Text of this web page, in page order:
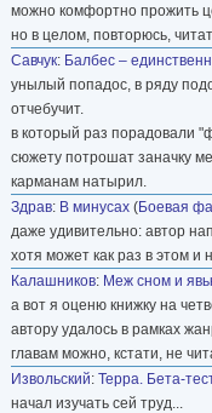
можно комфортно прожить
но в целом, повторюсь,
Савчук: Балбес –
унылый попадос, в ряду
отчебучит.
в который раз порадовали
сюжету потрошат заначку
карманам натырил.
Здрав: В минусах (Боевая
даже удивительно: автор
хотя может как раз в этом и
Калашников: Меж сном и
а вот я оценю книжку на
автору удалось в рамках
главам можно, кстати, не
Извольский: Терра. Бета-
начал изучать сей труд...